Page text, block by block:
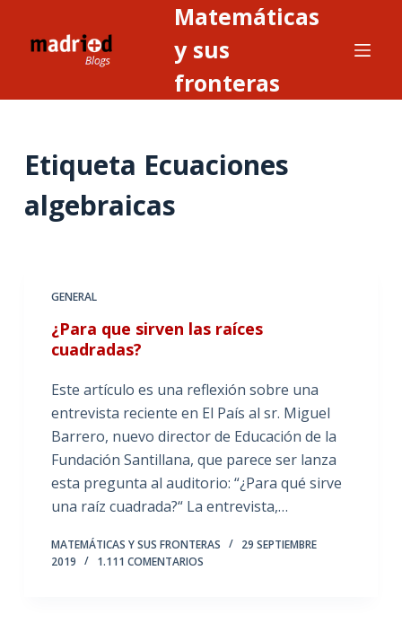
Matemáticas
y sus
fronteras
Etiqueta Ecuaciones
algebraicas
GENERAL
¿Para que sirven las raíces
cuadradas?
Este artículo es una reflexión sobre una
entrevista reciente en El País al sr. Miguel
Barrero, nuevo director de Educación de la
Fundación Santillana, que parece ser lanza
esta pregunta al auditorio: “¿Para qué sirve
una raíz cuadrada?“ La entrevista,…
MATEMÁTICAS Y SUS FRONTERAS
29 SEPTIEMBRE
2019
1.111 COMENTARIOS